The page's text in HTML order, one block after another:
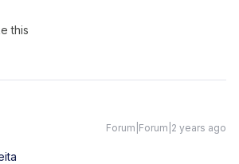
this
Forum|Forum|2 years ago